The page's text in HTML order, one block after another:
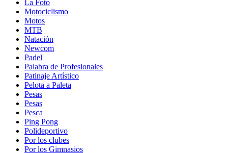
La Foto
Motociclismo
Motos
MTB
Natación
Newcom
Padel
Palabra de Profesionales
Patinaje Artístico
Pelota a Paleta
Pesas
Pesas
Pesca
Ping Pong
Polideportivo
Por los clubes
Por los Gimnasios